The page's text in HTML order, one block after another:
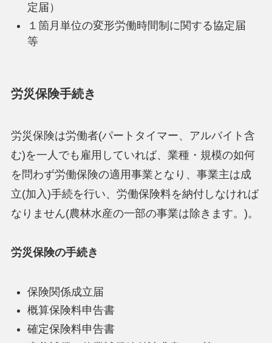
定届）
１箇月単位の変形労働時間制に関する協定届
等
労災保険手続き
労災保険は労働者(パートタイマー、アルバイト含
む)を一人でも雇用していれば、業種・規模の如何
を問わず労働保険の適用事業となり、事業主は成
立(加入)手続を行い、労働保険料を納付しなければ
なりません(農林水産の一部の事業は除きます。)。
労災保険の手続き
保険関係成立届
概算保険料申告書
確定保険料申告書